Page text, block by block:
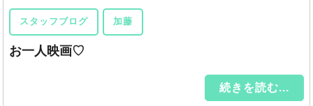
スタッフブログ 加藤
お一人映画♡
続きを読む...